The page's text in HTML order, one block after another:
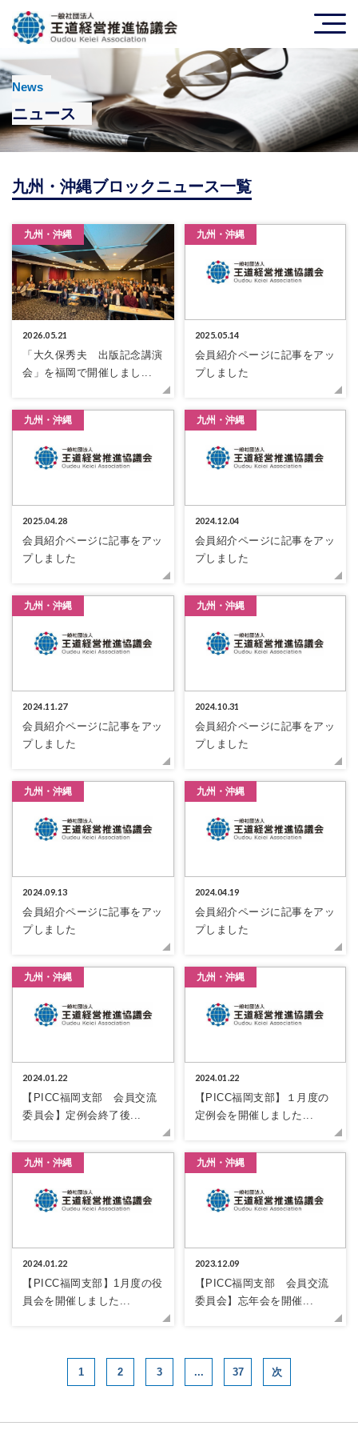
News
ニュース
九州・沖縄ブロックニュース一覧
九州・沖縄
2026.05.21
「大久保秀夫 出版記念講演
会」を福岡で開催しまし...
九州・沖縄
2025.05.14
会員紹介ページに記事をアッ
プしました
九州・沖縄
2025.04.28
会員紹介ページに記事をアッ
プしました
九州・沖縄
2024.12.04
会員紹介ページに記事をアッ
プしました
九州・沖縄
2024.11.27
会員紹介ページに記事をアッ
プしました
九州・沖縄
2024.10.31
会員紹介ページに記事をアッ
プしました
九州・沖縄
2024.09.13
会員紹介ページに記事をアッ
プしました
九州・沖縄
2024.04.19
会員紹介ページに記事をアッ
プしました
九州・沖縄
2024.01.22
【PICC福岡支部 会員交流
委員会】定例会終了後...
九州・沖縄
2024.01.22
【PICC福岡支部】１月度の
定例会を開催しました...
九州・沖縄
2024.01.22
【PICC福岡支部】1月度の役
員会を開催しました...
九州・沖縄
2023.12.09
【PICC福岡支部 会員交流
委員会】忘年会を開催...
1 2 3 ... 37